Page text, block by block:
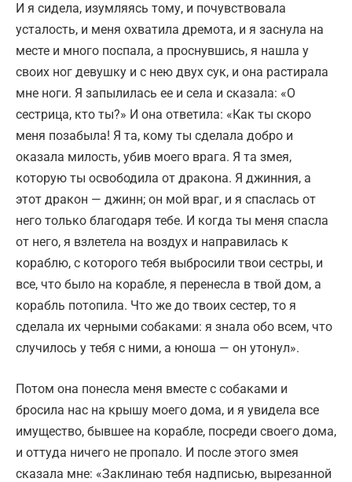
И я сидела, изумляясь тому, и почувствовала
усталость, и меня охватила дремота, и я заснула на
месте и много поспала, а проснувшись, я нашла у
своих ног девушку и с нею двух сук, и она растирала
мне ноги. Я запылилась ее и села и сказала: «О
сестрица, кто ты?» И она ответила: «Как ты скоро
меня позабыла! Я та, кому ты сделала добро и
оказала милость, убив моего врага. Я та змея,
которую ты освободила от дракона. Я джинния, а
этот дракон — джинн; он мой враг, и я спаслась от
него только благодаря тебе. И когда ты меня спасла
от него, я взлетела на воздух и направилась к
кораблю, с которого тебя выбросили твои сестры, и
все, что было на корабле, я перенесла в твой дом, а
корабль потопила. Что же до твоих сестер, то я
сделала их черными собаками: я знала обо всем, что
случилось у тебя с ними, а юноша — он утонул».
Потом она понесла меня вместе с собаками и
бросила нас на крышу моего дома, и я увидела все
имущество, бывшее на корабле, посреди своего дома,
и оттуда ничего не пропало. И после этого змея
сказала мне: «Заклинаю тебя надписью, вырезанной